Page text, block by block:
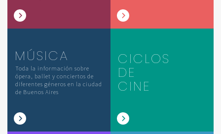
MÚSICA
Toda la información sobre
ópera, ballet y conciertos de
diferentes géneros en la ciudad
de Buenos Aires
CICLOS
DE
CINE